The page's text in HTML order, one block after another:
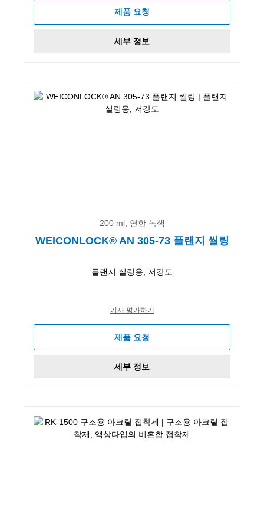
제품 요청
세부 정보
200 ml, 연한 녹색
WEICONLOCK® AN 305-73 플랜지 씰링
플랜지 실링용, 저강도
기사 평가하기
제품 요청
세부 정보